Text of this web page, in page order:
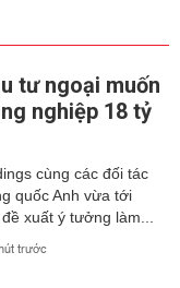
tư ngoại muốn
nghiệp 18 tỷ
cùng các đối tác
quốc Anh vừa tới
xuất ý tưởng làm...
trước